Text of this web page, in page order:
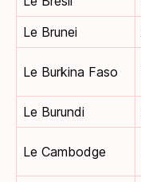
Le Brunei
Le Burkina Faso
Le Burundi
Le Cambodge